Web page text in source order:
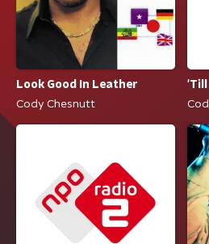
Look Good In Leather
Cody Chesnutt
'Till